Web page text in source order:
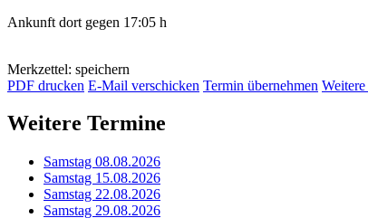
Ankunft dort gegen 17:05 h
Merkzettel: speichern
PDF drucken E-Mail verschicken Termin übernehmen
Weitere Termine
Samstag 08.08.2026
Samstag 15.08.2026
Samstag 22.08.2026
Samstag 29.08.2026